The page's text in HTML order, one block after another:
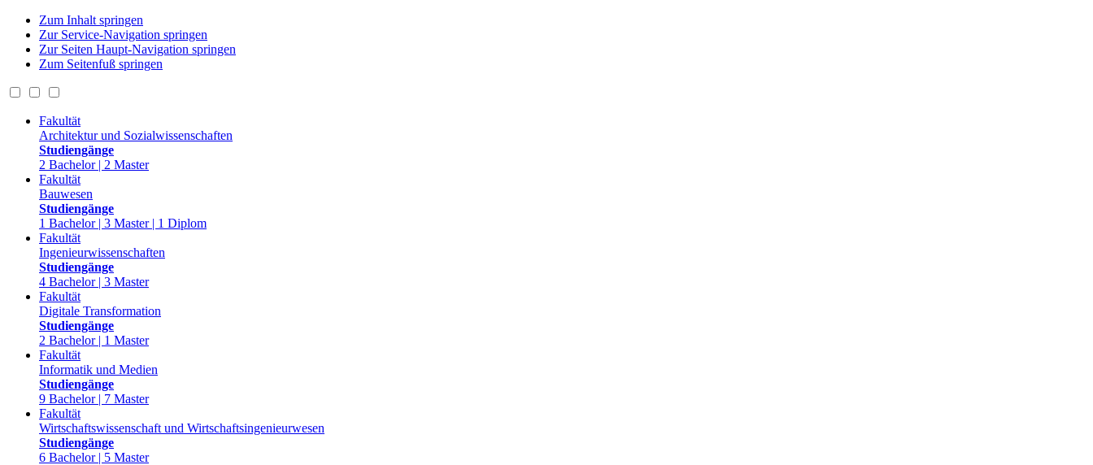
Zum Inhalt springen
Zur Service-Navigation springen
Zur Seiten Haupt-Navigation springen
Zum Seitenfuß springen
Fakultät
Architektur und Sozialwissenschaften
Studiengänge
2 Bachelor | 2 Master
Fakultät
Bauwesen
Studiengänge
1 Bachelor | 3 Master | 1 Diplom
Fakultät
Ingenieurwissenschaften
Studiengänge
4 Bachelor | 3 Master
Fakultät
Digitale Transformation
Studiengänge
2 Bachelor | 1 Master
Fakultät
Informatik und Medien
Studiengänge
9 Bachelor | 7 Master
Fakultät
Wirtschaftswissenschaft und Wirtschaftsingenieurwesen
Studiengänge
6 Bachelor | 5 Master